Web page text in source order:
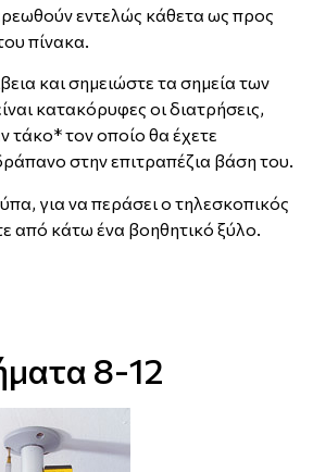
εντελώς κάθετα ως προς
πίνακα.
και σημειώστε τα σημεία των
κατακόρυφες οι διατρήσεις,
τάκο* τον οποίο θα έχετε
στην επιτραπέζια βάση του.
για να περάσει ο τηλεσκοπικός
από κάτω ένα βοηθητικό ξύλο.
8-12